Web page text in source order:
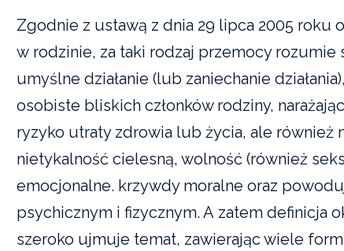
Zgodnie z ustawą z dnia 29 lipca 2005 roku
w rodzinie, za taki rodzaj przemocy rozumie
umyślne działanie (lub zaniechanie
osobiste bliskich członków rodziny,
ryzyko utraty zdrowia lub życia, ale również
nietykalność cielesną, wolność (również
emocjonalne. krzywdy moralne oraz
psychicznym i fizycznym. A zatem definicja
szeroko ujmuje temat, zawierając wiele